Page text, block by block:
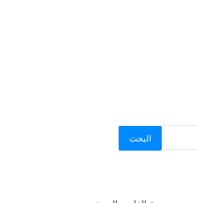
البحث